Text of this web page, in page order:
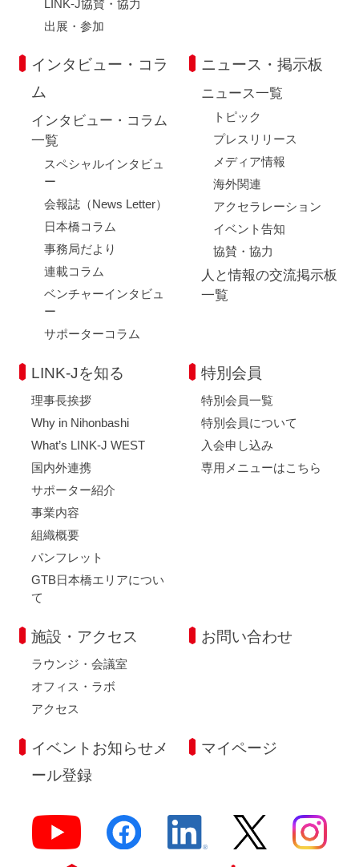
LINK-J協賛・協力
出展・参加
インタビュー・コラ
ム
インタビュー・コラム
一覧
スペシャルインタビュ
ー
会報誌（News Letter）
日本橋コラム
事務局だより
連載コラム
ベンチャーインタビュ
ー
サポーターコラム
ニュース・掲示板
ニュース一覧
トピック
プレスリリース
メディア情報
海外関連
アクセラレーション
イベント告知
協賛・協力
人と情報の交流掲示板
一覧
LINK-Jを知る
理事長挨拶
Why in Nihonbashi
What’s LINK-J WEST
国内外連携
サポーター紹介
事業内容
組織概要
パンフレット
GTB日本橋エリアについ
て
特別会員
特別会員一覧
特別会員について
入会申し込み
専用メニューはこちら
施設・アクセス
ラウンジ・会議室
オフィス・ラボ
アクセス
お問い合わせ
イベントお知らせメ
ール登録
マイページ